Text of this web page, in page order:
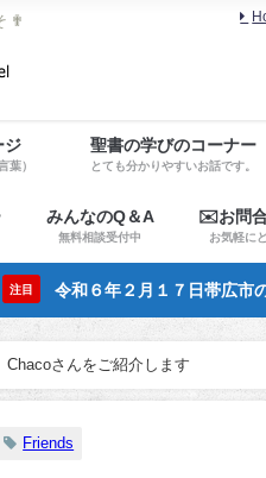
✟
ジ
葉）
聖書の学びのコーナー
とても分かりやすいお話です。
みんなのQ＆A
無料相談受付中
✉️お問
お気軽に
注目 令和６年２月１７日帯広市
Chacoさんをご紹介します
Friends